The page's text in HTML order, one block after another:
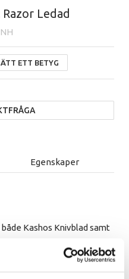
Ledad
ETT BETYG
Egenskaper
Kashos Knivblad samt